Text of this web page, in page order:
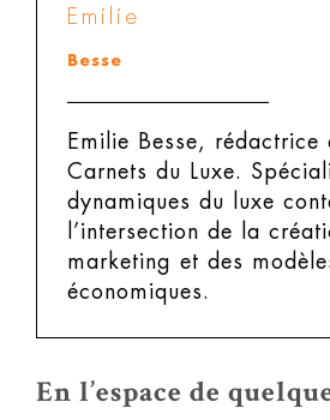
Emilie
Besse
Emilie Besse, rédactrice
Carnets du Luxe.
dynamiques du luxe
l’intersection de la
marketing et des
économiques.
En l’espace de